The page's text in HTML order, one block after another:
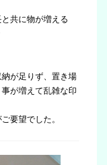
共に物が増える
が足りず、置き場
が増えて乱雑な印
要望でした。